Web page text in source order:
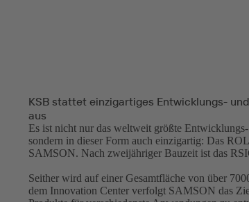
KSB stattet einzigartiges Entwicklungs-
aus
Es ist nicht nur das weltweit größte
sondern in dieser Form auch einzigartig: Das
SAMSON. Nach zweijähriger Bauzeit ist das
Seither wird auf einer Gesamtfläche von über
dem Innovation Center verfolgt SAMSON das